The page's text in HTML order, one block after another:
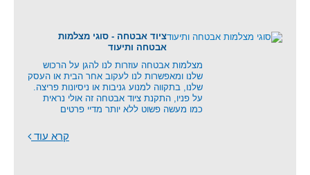
ציוד אבטחה - סוגי מצלמות
אבטחה ותיעוד
מצלמות אבטחה עוזרות לנו להגן על הרכוש
שלנו ומאפשרות לנו לעקוב אחר הבית או העסק
שלנו, בתקווה למנוע גניבות או ניסיונות פריצה.
על פניו, התקנת ציוד אבטחה זה אולי נראית
כמו מעשה פשוט ללא יותר מדיי פרטים
קרא עוד